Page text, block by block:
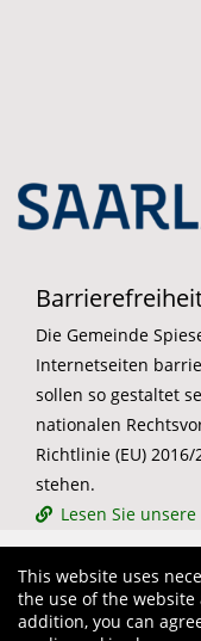
Die Gemeinde
Internetseiten
sollen so gestaltet
nationalen
Richtlinie (EU)
stehen.
Lesen Sie
This website uses
the use of the
addition, you can